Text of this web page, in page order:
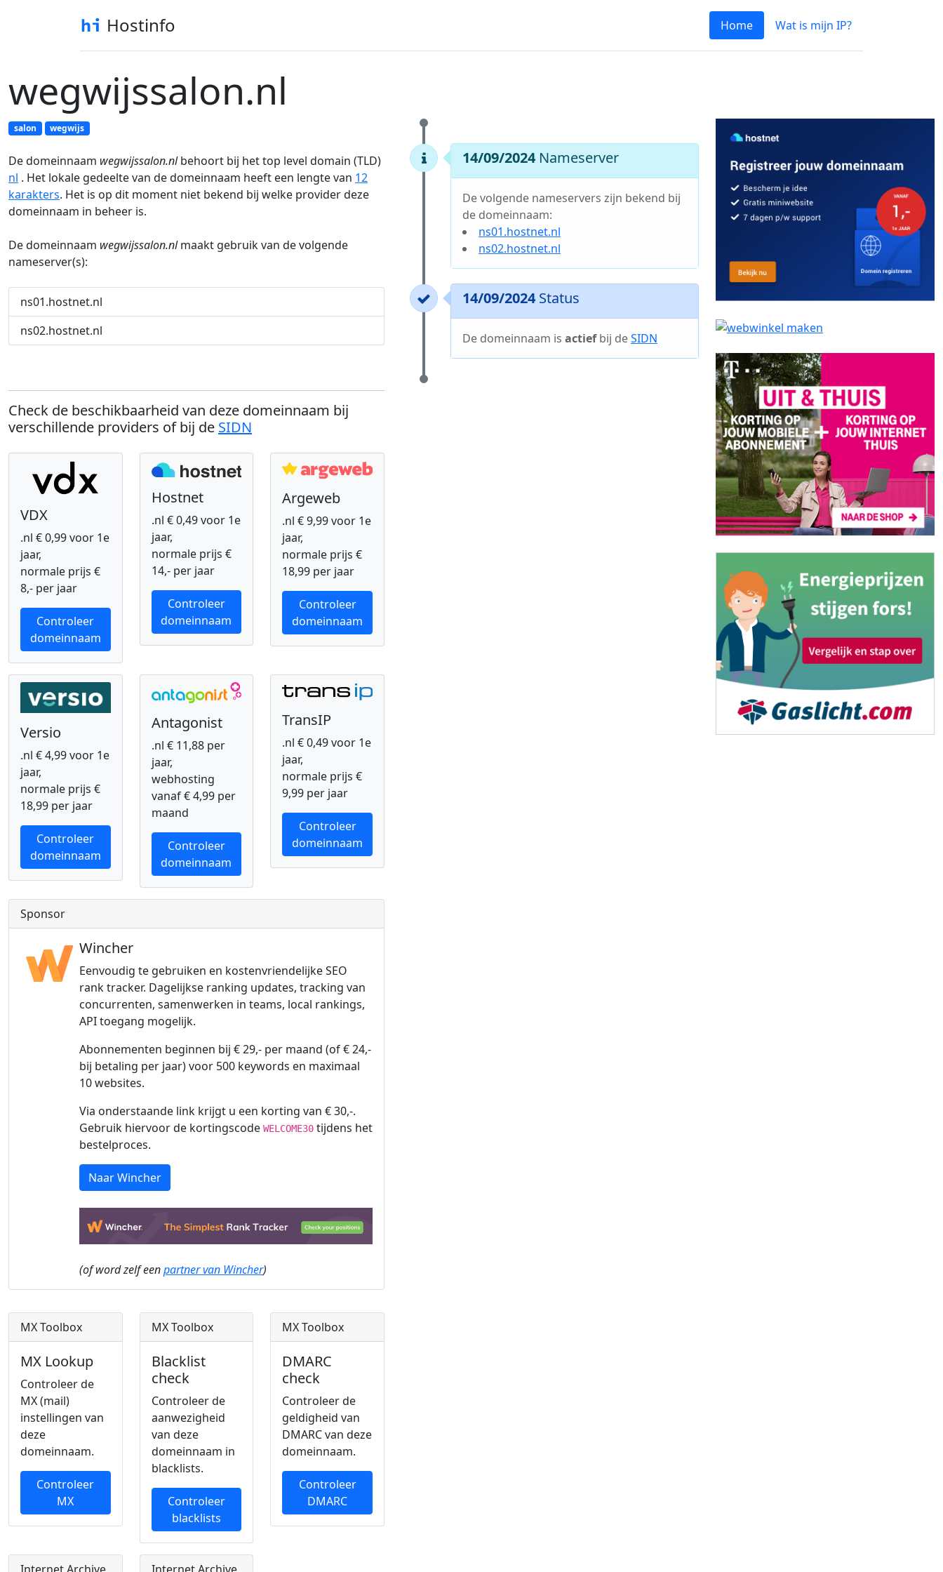
Hostinfo Home Wat is mijn IP?
wegwijssalon.nl
salon wegwijs
De domeinnaam wegwijssalon.nlbehoort bij het top level domain (TLD)
nl . Het lokale gedeelte van de domeinnaam heeft een lengte van 12
karakters. Het is op dit moment niet bekend bij welke provider deze
domeinnaam in beheer is.
De domeinnaam wegwijssalon.nlmaakt gebruik van de volgende
nameserver(s):
ns01.hostnet.nl
ns02.hostnet.nl
Check de beschikbaarheid van deze domeinnaam bij
verschillende providers of bij de SIDN
VDX
.nl € 0,99 voor 1e
jaar,
normale prijs €
8,- per jaar
Controleer
domeinnaam
Hostnet
.nl € 0,49 voor 1e
jaar,
normale prijs €
14,- per jaar
Controleer
domeinnaam
Argeweb
.nl € 9,99 voor 1e
jaar,
normale prijs €
18,99 per jaar
Controleer
domeinnaam
Versio
.nl € 4,99 voor 1e
jaar,
normale prijs €
18,99 per jaar
Controleer
domeinnaam
Antagonist
.nl € 11,88 per
jaar,
webhosting
vanaf € 4,99 per
maand
Controleer
domeinnaam
TransIP
.nl € 0,49 voor 1e
jaar,
normale prijs €
9,99 per jaar
Controleer
domeinnaam
Sponsor
Wincher
Eenvoudig te gebruiken en kostenvriendelijke SEO
rank tracker. Dagelijkse ranking updates, tracking van
concurrenten, samenwerken in teams, local rankings,
API toegang mogelijk.
Abonnementen beginnen bij € 29,- per maand (of € 24,-
bij betaling per jaar) voor 500 keywords en maximaal
10 websites.
Via onderstaande link krijgt u een korting van € 30,-.
Gebruik hiervoor de kortingscode WELCOME30tijdens het
bestelproces.
Naar Wincher
(of word zelf eenpartner van Wincher)
MX Toolbox
MX Lookup
Controleer de
MX (mail)
instellingen van
deze
domeinnaam.
Controleer
MX
MX Toolbox
Blacklist
check
Controleer de
aanwezigheid
van deze
domeinnaam in
blacklists.
Controleer
blacklists
MX Toolbox
DMARC
check
Controleer de
geldigheid van
DMARC van deze
domeinnaam.
Controleer
DMARC
14/09/2024 Nameserver
De volgende nameservers zijn bekend bij
de domeinnaam:
ns01.hostnet.nl
ns02.hostnet.nl
14/09/2024 Status
De domeinnaam is actiefbij deSIDN